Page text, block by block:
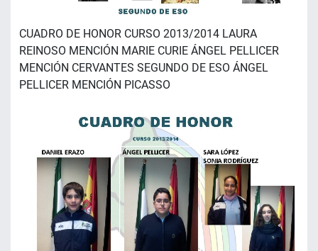
CUADRO DE HONOR CURSO 2013/2014 LAURA
REINOSO MENCIÓN MARIE CURIE ÁNGEL PELLICER
MENCIÓN CERVANTES SEGUNDO DE ESO ÁNGEL
PELLICER MENCIÓN PICASSO